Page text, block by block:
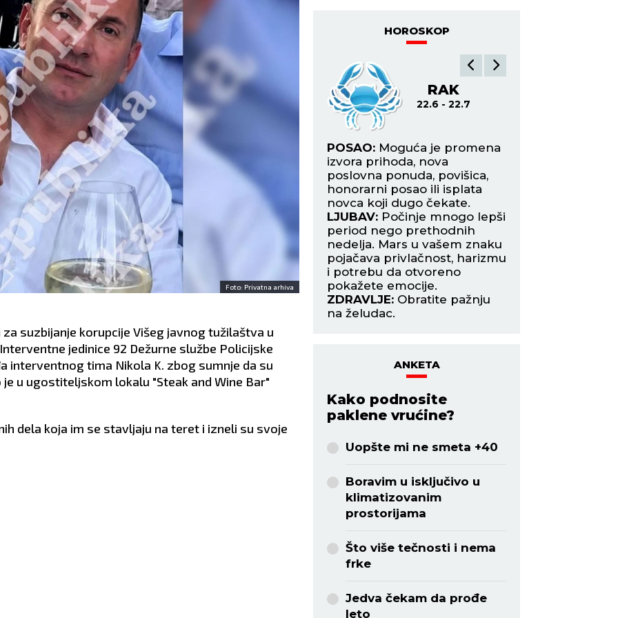
Foto: Privatna arhiva
suzbijanje korupcije Višeg javnog tužilaštva u
jedinice 92 Dežurne službe Policijske
interventnog tima Nikola K. zbog sumnje da su
u ugostiteljskom lokalu "Steak and Wine Bar"
dela koja im se stavljaju na teret i izneli su svoje
HOROSKOP
BIK
21.4 - 21.5
Ovaj dan obeležiće
rada na jednom
Uskoro vas očekuje
novog ugovora s
inostranom firmom.
Današnji izlazak s
može u početku
ali se može
ljubomornim
Vrtoglavica.
BLIZANCI
POSAO:
Vaše reči imaće
posebnu težinu, zato pažljivo
birajte šta obećavate i kome
verujete. Akcenat je na
komunikaciji tokom ovog
perioda.
LJUBAV:
Slobodni Blizanci bi
mogli da upoznaju osobu
koja će ih osvojiti
inteligencijom, humorom i
spontanošću.
RAK
22.6 - 22.7
POSAO: Moguća je promena
izvora prihoda, nova
poslovna ponuda, povišica,
honorarni posao ili isplata
novca koji dugo čekate.
LJUBAV: Počinje mnogo lepši
period nego prethodnih
nedelja. Mars u vašem znaku
pojačava privlačnost, harizmu
i potrebu da otvoreno
pokažete emocije.
ZDRAVLJE: Obratite pažnju
na želudac.
ANKETA
Kako podnosite
paklene vrućine?
Uopšte mi ne smeta +40
Boravim u isključivo u
klimatizovanim
prostorijama
Što više tečnosti i nema
frke
Jedva čekam da prođe
leto